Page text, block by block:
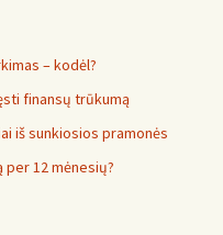
– kodėl?
finansų trūkumą
iš sunkiosios pramonės
12 mėnesių?